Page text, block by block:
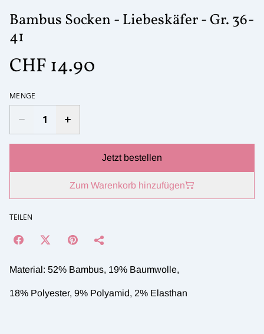
Bambus Socken - Liebeskäfer - Gr. 36-
41
CHF 14.90
MENGE
Jetzt bestellen
Zum Warenkorb hinzufügen
TEILEN
Material: 52% Bambus, 19% Baumwolle,
18% Polyester, 9% Polyamid, 2% Elasthan